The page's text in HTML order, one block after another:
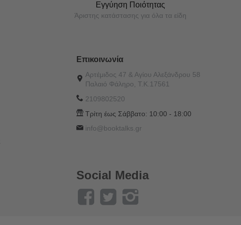
Εγγύηση Ποιότητας
Άριστης κατάστασης για όλα τα είδη
Επικοινωνία
Αρτέμιδος 47 & Αγίου Αλεξάνδρου 58
Παλαιό Φάληρο, Τ.Κ.17561
2109802520
Τρίτη έως Σάββατο: 10:00 - 18:00
info@booktalks.gr
Social Media